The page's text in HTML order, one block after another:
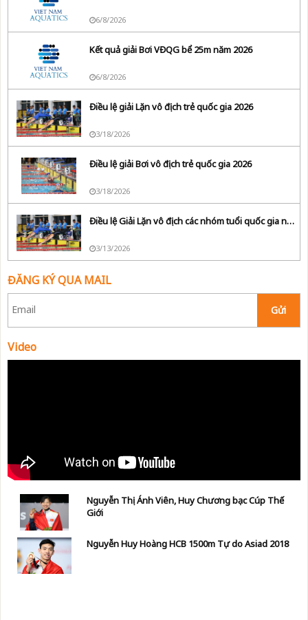
6/8/2026
Kết quả giải Bơi VĐQG bể 25m năm 2026
6/8/2026
Điều lệ giải Lặn vô địch trẻ quốc gia 2026
3/18/2026
Điều lệ giải Bơi vô địch trẻ quốc gia 2026
3/18/2026
Điều lệ Giải Lặn vô địch các nhóm tuổi quốc gia năm 2026
3/13/2026
ĐĂNG KÝ QUA MAIL
Gửi
Video
Nguyễn Thị Ánh Viên, Huy Chương bạc Cúp Thế
Giới
Nguyễn Huy Hoàng HCB 1500m Tự do Asiad 2018